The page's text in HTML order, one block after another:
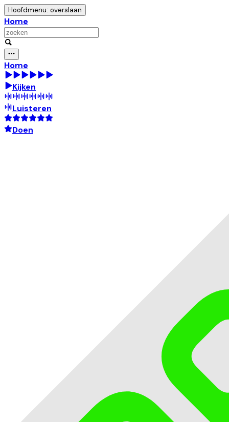
Hoofdmenu: overslaan
Home
Home
Kijken
Luisteren
Doen